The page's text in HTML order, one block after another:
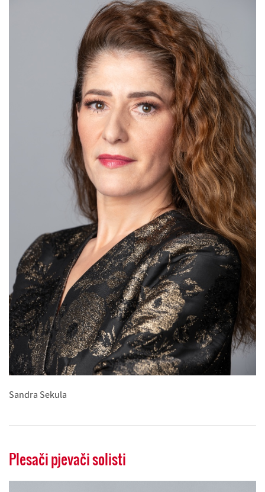
Sandra Sekula
Plesači pjevači solisti